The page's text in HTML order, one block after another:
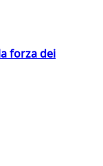
forza dei